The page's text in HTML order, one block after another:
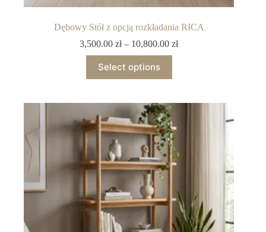
Dębowy Stół z opcją rozkładania RICA
3,500.00zł – 10,800.00zł
Select options